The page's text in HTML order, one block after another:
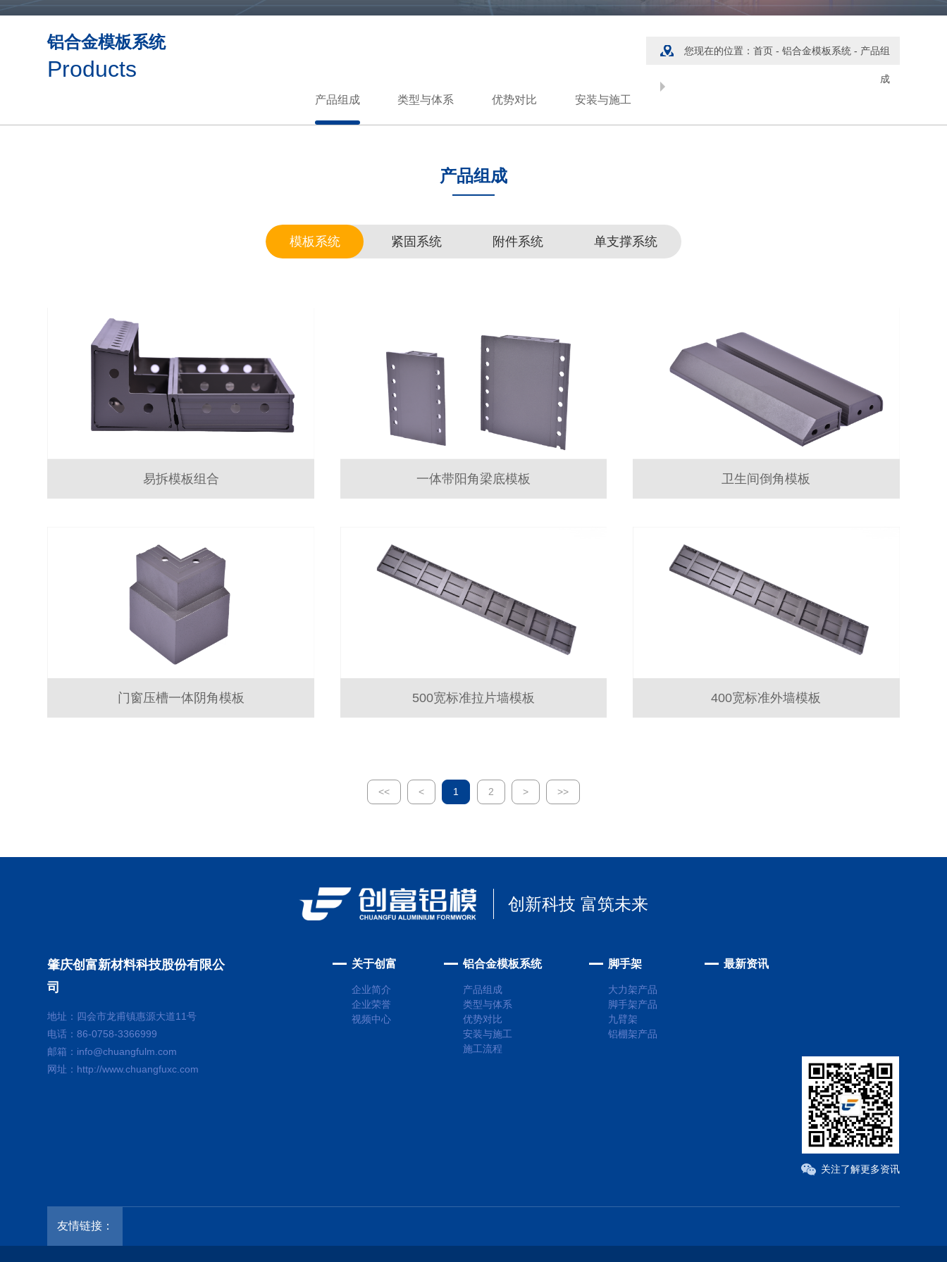
铝合金模板系统
Products
您现在的位置：首页 -铝合金模板系统 - 产品组
成
产品组成 类型与体系 优势对比 安装与施工
产品组成
模板系统 紧固系统 附件系统 单支撑系统
易拆模板组合 一体带阳角梁底模板 卫生间倒角模板
门窗压槽一体阴角模板 500宽标准拉片墙模板 400宽标准外墙模板
<< < 1 2 > >>
创新科技 富筑未来
肇庆创富新材料科技股份有限公
司
地址：四会市龙甫镇惠源大道11号
电话：86-0758-3366999
邮箱：info@chuangfulm.com
网址：http://www.chuangfuxc.com
关于创富
企业简介
企业荣誉
视频中心
铝合金模板系统
产品组成
类型与体系
优势对比
安装与施工
施工流程
脚手架
大力架产品
脚手架产品
九臂架
铝棚架产品
最新资讯
关注了解更多资讯
友情链接：